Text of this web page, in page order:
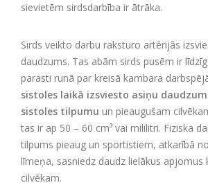
sievietēm sirdsdarbība ir ātrāka.
Sirds veikto darbu raksturo artērijās
daudzums. Tas abām sirds pusēm ir
parasti runā par kreisā kambara
sistoles laikā izsviesto asiņu
sistoles tilpumu un pieaugušam
tas ir ap 50 – 60 cm³ vai mililitri. Fiziska
tilpums pieaug un sportistiem, atkarībā
līmeņa, sasniedz daudz lielākus apjomus
cilvēkam.